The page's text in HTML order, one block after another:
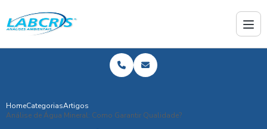
HomeCategoriasArtigos
Análise de Água Mineral: Como Garantir Qualidade?